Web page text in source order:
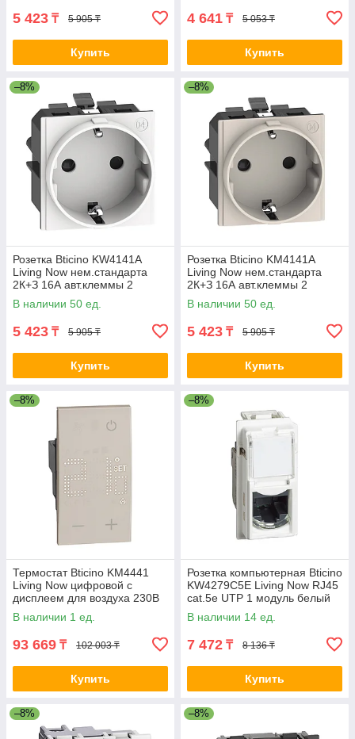
5 423 ₸ 5 905 ₸
Купить
4 641 ₸ 5 053 ₸
Купить
–8%
Розетка Bticino KW4141A
Living Now нем.стандарта
2К+З 16А авт.клеммы 2
модуля белый 2-016896
В наличии 50 ед.
5 423 ₸ 5 905 ₸
Купить
–8%
Розетка Bticino KМ4141A
Living Now нем.стандарта
2К+З 16А авт.клеммы 2
модуля песочный 2-016897
KM4141A
В наличии 50 ед.
5 423 ₸ 5 905 ₸
Купить
–8%
Термостат Bticino KМ4441
Living Now цифровой с
дисплеем для воздуха 230В
5(2)А 2 модуля песочный 2-
017777
В наличии 1 ед.
93 669 ₸ 102 003 ₸
Купить
–8%
Розетка компьютерная Bticino
KW4279C5E Living Now RJ45
cat.5e UTP 1 модуль белый
2-020071
В наличии 14 ед.
7 472 ₸ 8 136 ₸
Купить
–8% –8%